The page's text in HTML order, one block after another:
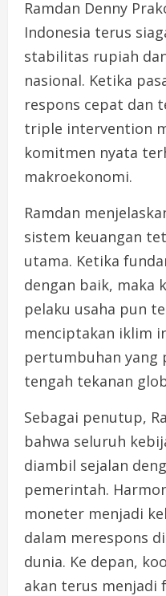
Ramdan Denny
Indonesia terus
stabilitas rupiah
nasional. Ketika
respons cepat dan
triple intervention
komitmen nyata
makroekonomi.
Ramdan
sistem keuangan
utama. Ketika
dengan baik, maka
pelaku usaha pun
menciptakan iklim
pertumbuhan yang
tengah tekanan
Sebagai penutup,
bahwa seluruh
diambil sejalan
pemerintah.
moneter menjadi
dalam merespons
dunia. Ke depan,
akan terus menjadi